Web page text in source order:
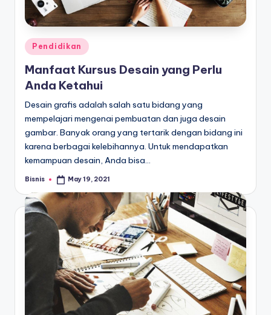
d
u
a
si
Posted
in
Pendidikan
Manfaat Kursus Desain yang Perlu
Anda Ketahui
Desain grafis adalah salah satu bidang yang
mempelajari mengenai pembuatan dan juga desain
gambar. Banyak orang yang tertarik dengan bidang ini
karena berbagai kelebihannya. Untuk mendapatkan
kemampuan desain, Anda bisa…
Posted
Bisnis May 19, 2021